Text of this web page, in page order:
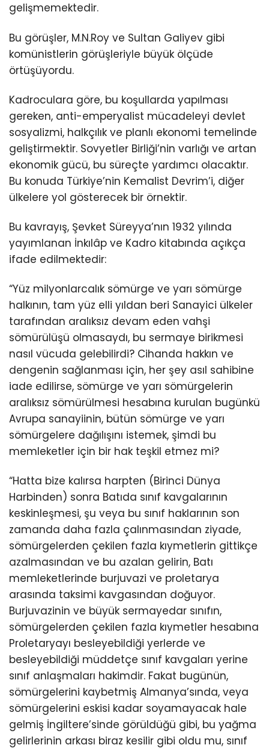
gelişmemektedir.
Bu görüşler, M.N.Roy ve Sultan Galiyev gibi
komünistlerin görüşleriyle büyük ölçüde
örtüşüyordu.
Kadroculara göre, bu koşullarda yapılması
gereken, anti-emperyalist mücadeleyi devlet
sosyalizmi, halkçılık ve planlı ekonomi temelinde
geliştirmektir. Sovyetler Birliği’nin varlığı ve artan
ekonomik gücü, bu süreçte yardımcı olacaktır.
Bu konuda Türkiye’nin Kemalist Devrim’i, diğer
ülkelere yol gösterecek bir örnektir.
Bu kavrayış, Şevket Süreyya’nın 1932 yılında
yayımlanan İnkılâp ve Kadro kitabında açıkça
ifade edilmektedir:
“Yüz milyonlarcalık sömürge ve yarı sömürge
halkının, tam yüz elli yıldan beri Sanayici ülkeler
tarafından aralıksız devam eden vahşi
sömürülüşü olmasaydı, bu sermaye birikmesi
nasıl vücuda gelebilirdi? Cihanda hakkın ve
dengenin sağlanması için, her şey asıl sahibine
iade edilirse, sömürge ve yarı sömürgelerin
aralıksız sömürülmesi hesabına kurulan bugünkü
Avrupa sanayiinin, bütün sömürge ve yarı
sömürgelere dağılışını istemek, şimdi bu
memleketler için bir hak teşkil etmez mi?
“Hatta bize kalırsa harpten (Birinci Dünya
Harbinden) sonra Batıda sınıf kavgalarının
keskinleşmesi, şu veya bu sınıf haklarının son
zamanda daha fazla çalınmasından ziyade,
sömürgelerden çekilen fazla kıymetlerin gittikçe
azalmasından ve bu azalan gelirin, Batı
memleketlerinde burjuvazi ve proletarya
arasında taksimi kavgasından doğuyor.
Burjuvazinin ve büyük sermayedar sınıfın,
sömürgelerden çekilen fazla kıymetler hesabına
Proletaryayı besleyebildiği yerlerde ve
besleyebildiği müddetçe sınıf kavgaları yerine
sınıf anlaşmaları hakimdir. Fakat bugünün,
sömürgelerini kaybetmiş Almanya’sında, veya
sömürgelerini eskisi kadar soyamayacak hale
gelmiş İngiltere’sinde görüldüğü gibi, bu yağma
gelirlerinin arkası biraz kesilir gibi oldu mu, sınıf